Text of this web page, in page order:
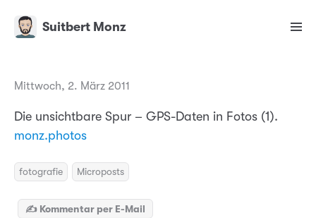
Suitbert Monz
Mittwoch, 2. März 2011
Die unsichtbare Spur – GPS-Daten in Fotos (1).
monz.photos
fotografie Microposts
✍️ Kommentar per E-Mail